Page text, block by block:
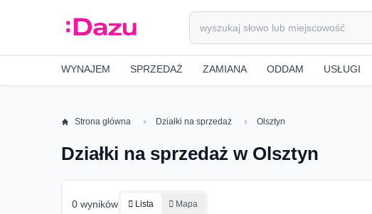
WYNAJEM SPRZEDAŻ ZAMIANA ODDAM USŁUGI
Strona główna Działki na sprzedaż Olsztyn
Działki na sprzedaż w Olsztyn
0 wyników Lista Mapa